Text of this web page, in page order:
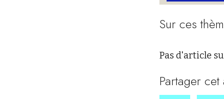
Sur ces
Pas d'article
Partager